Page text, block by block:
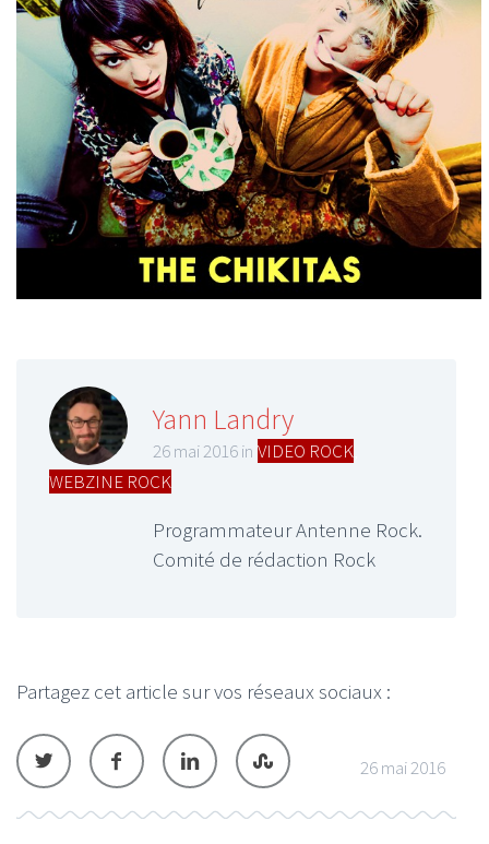
Yann Landry
26 mai 2016 in VIDEO ROCK
WEBZINE ROCK
Programmateur Antenne Rock.
Comité de rédaction Rock
Partagez cet article sur vos réseaux sociaux :
26 mai 2016